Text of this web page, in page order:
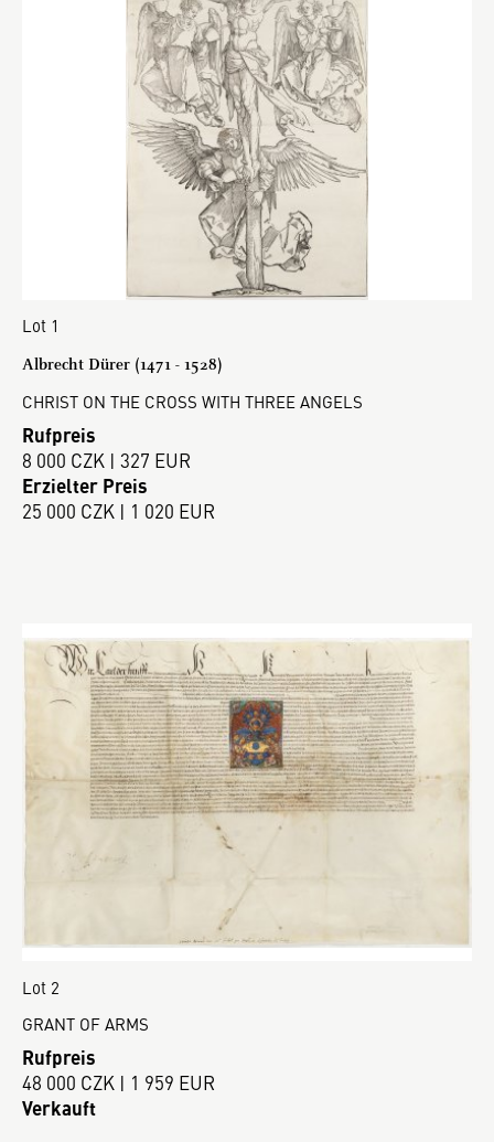
Lot 1
Albrecht Dürer (1471 - 1528)
CHRIST ON THE CROSS WITH THREE ANGELS
Rufpreis
8 000 CZK | 327 EUR
Erzielter Preis
25 000 CZK | 1 020 EUR
Lot 2
GRANT OF ARMS
Rufpreis
48 000 CZK | 1 959 EUR
Verkauft